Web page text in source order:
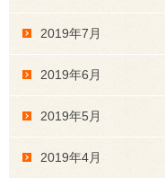
2019年7月
2019年6月
2019年5月
2019年4月